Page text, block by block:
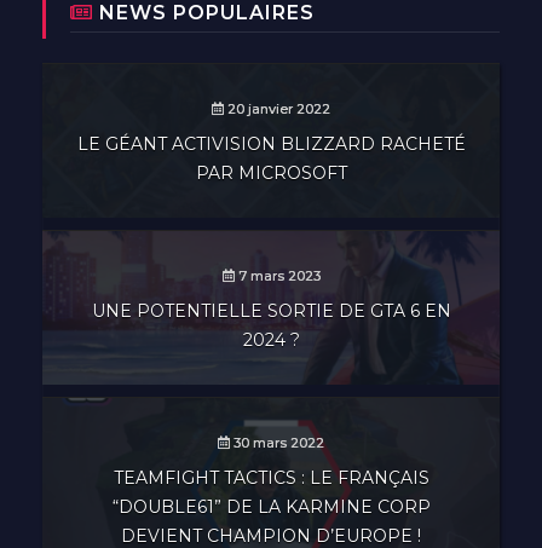
NEWS POPULAIRES
20 janvier 2022
LE GÉANT ACTIVISION BLIZZARD RACHETÉ
PAR MICROSOFT
7 mars 2023
UNE POTENTIELLE SORTIE DE GTA 6 EN
2024 ?
30 mars 2022
TEAMFIGHT TACTICS : LE FRANÇAIS
“DOUBLE61” DE LA KARMINE CORP
DEVIENT CHAMPION D’EUROPE !